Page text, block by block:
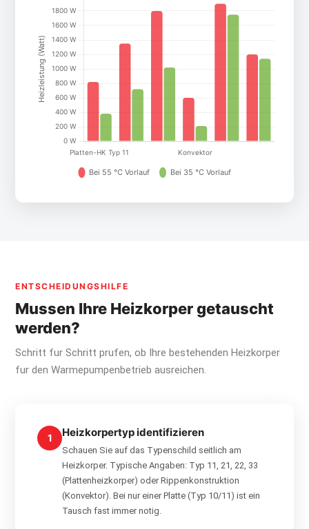
ENTSCHEIDUNGSHILFE
Mussen Ihre Heizkorper getauscht
werden?
Schritt fur Schritt prufen, ob Ihre bestehenden Heizkorper
fur den Warmepumpenbetrieb ausreichen.
1 Heizkorpertyp identifizieren
Schauen Sie auf das Typenschild seitlich am
Heizkorper. Typische Angaben: Typ 11, 21, 22, 33
(Plattenheizkorper) oder Rippenkonstruktion
(Konvektor). Bei nur einer Platte (Typ 10/11) ist ein
Tausch fast immer notig.